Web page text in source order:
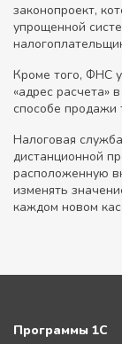
законопроект,
упрощенной
Кроме того, ФНС
«адрес расчета»
способе продажи
Налоговая
дистанционной
расположенную
изменять
каждом новом
Программы 1С